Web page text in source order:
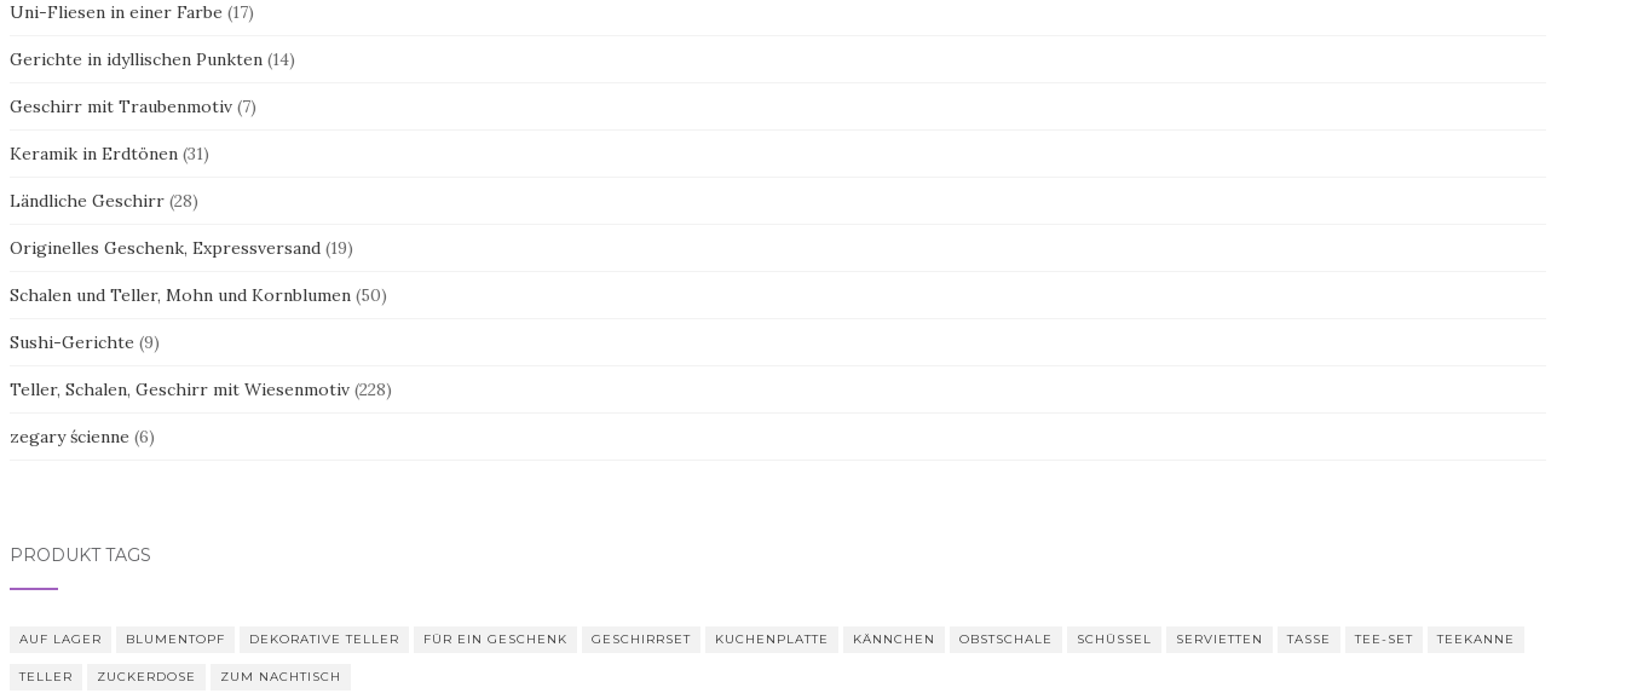
Uni-Fliesen in einer Farbe (17)
Gerichte in idyllischen Punkten (14)
Geschirr mit Traubenmotiv (7)
Keramik in Erdtönen (31)
Ländliche Geschirr (28)
Originelles Geschenk, Expressversand (19)
Schalen und Teller, Mohn und Kornblumen (50)
Sushi-Gerichte (9)
Teller, Schalen, Geschirr mit Wiesenmotiv (228)
zegary ścienne (6)
PRODUKT TAGS
AUF LAGER BLUMENTOPF DEKORATIVE TELLER FÜR EIN GESCHENK GESCHIRRSET KUCHENPLATTE KÄNNCHEN OBSTSCHALE SCHÜSSEL SERVIETTEN TASSE TEE-SET TEEKANNE
TELLER ZUCKERDOSE ZUM NACHTISCH